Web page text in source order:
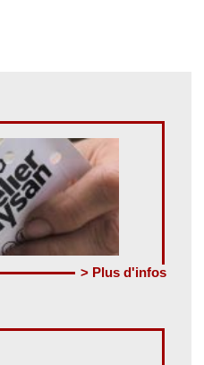
> Plus d'infos